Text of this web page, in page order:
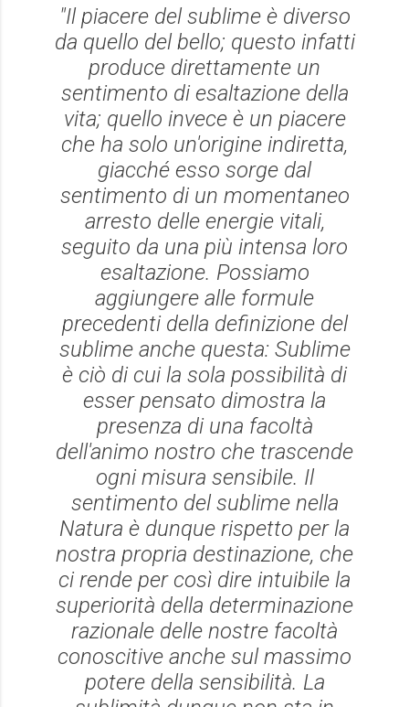
"Il piacere del sublime è diverso
da quello del bello; questo infatti
produce direttamente un
sentimento di esaltazione della
vita; quello invece è un piacere
che ha solo un'origine indiretta,
giacché esso sorge dal
sentimento di un momentaneo
arresto delle energie vitali,
seguito da una più intensa loro
esaltazione. Possiamo
aggiungere alle formule
precedenti della definizione del
sublime anche questa: Sublime
è ciò di cui la sola possibilità di
esser pensato dimostra la
presenza di una facoltà
dell'animo nostro che trascende
ogni misura sensibile. Il
sentimento del sublime nella
Natura è dunque rispetto per la
nostra propria destinazione, che
ci rende per così dire intuibile la
superiorità della determinazione
razionale delle nostre facoltà
conoscitive anche sul massimo
potere della sensibilità. La